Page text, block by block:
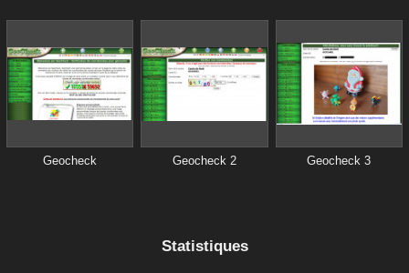
Geocheck Geocheck 2 Geocheck 3
Statistiques